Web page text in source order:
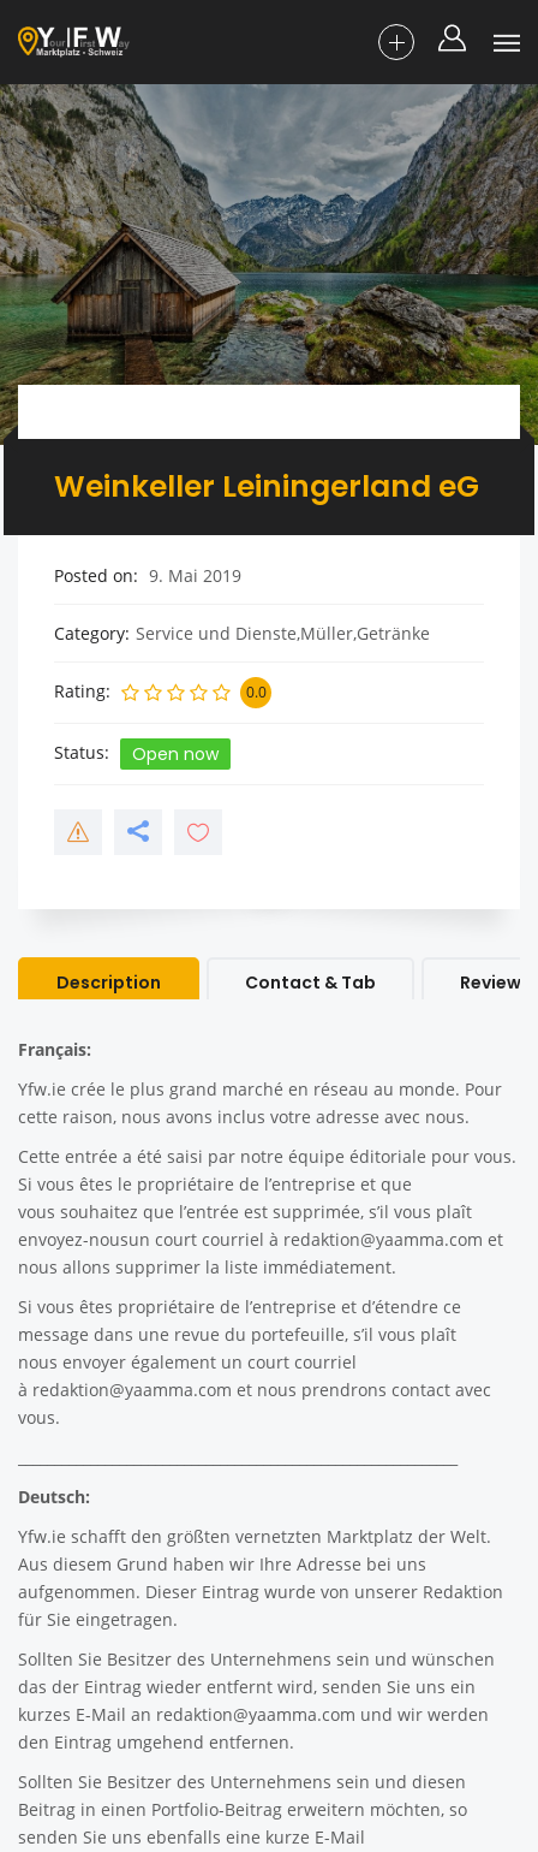
Weinkeller Leiningerland eG
Posted on 9. Mai 2019
Category Service und Dienste,Müller,Getränke
Rating 0.0
Status Open now
Description Contact & Tab Review
Français:
Yfw.ie crée le plus grand marché en réseau au monde. Pour
cette raison, nous avons inclus votre adresse avec nous.
Cette entrée a été saisi par notre équipe éditoriale pour vous.
Si vous êtes le propriétaire de l’entreprise et que
vous souhaitez que l’entrée est supprimée, s’il vous plaît
envoyez-nousun court courriel à redaktion@yaamma.com et
nous allons supprimer la liste immédiatement.
Si vous êtes propriétaire de l’entreprise et d’étendre ce
message dans une revue du portefeuille, s’il vous plaît
nous envoyer également un court courriel
à redaktion@yaamma.com et nous prendrons contact avec
vous.
Deutsch:
Yfw.ie schafft den größten vernetzten Marktplatz der Welt.
Aus diesem Grund haben wir Ihre Adresse bei uns
aufgenommen. Dieser Eintrag wurde von unserer Redaktion
für Sie eingetragen.
Sollten Sie Besitzer des Unternehmens sein und wünschen
das der Eintrag wieder entfernt wird, senden Sie uns ein
kurzes E-Mail an redaktion@yaamma.com und wir werden
den Eintrag umgehend entfernen.
Sollten Sie Besitzer des Unternehmens sein und diesen
Beitrag in einen Portfolio-Beitrag erweitern möchten, so
senden Sie uns ebenfalls eine kurze E-Mail